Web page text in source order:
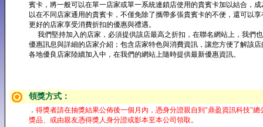
賓卡，將一般可以在單一店家或單一系統連鎖店使用的貴賓卡加以結合，成
以在不同店家通用的貴賓卡，不僅免除了攜帶多張貴賓卡的不便，還可以
更好的店家享受消費折扣的優惠與禮遇。
我們堅持加入的店家，必須提供該店最高之折扣，在聯名網站上，我們
優惠訊息與詳細的店家介紹；包含店家特色與消費資訊，讓您方便了解該店
各地優良店家陸續加入中，在我們的網站上隨時提供最新優惠資訊。
領獎方式：
． 得獎者請在抽獎結果公佈後一個月內，憑身分證親自到"鼎盈資訊科技"總
獎品、或由親友憑得獎人身分證或影本至本公司領取。